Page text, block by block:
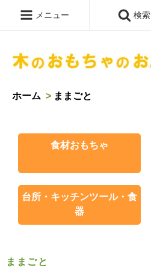
メニュー 検索
ホーム > ままごと
食材おもちゃ
台所・キッチンツール・食
器
ままごと